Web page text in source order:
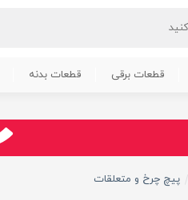
قطعات برقی قطعات بدنه
پیچ چرخ و متعلقات